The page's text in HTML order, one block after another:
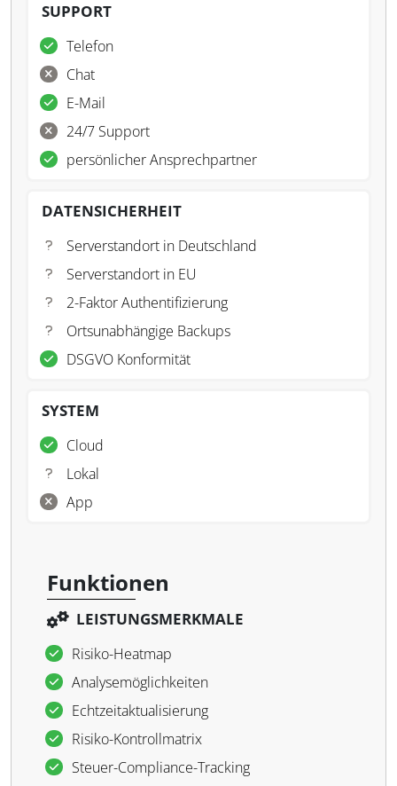
SUPPORT
Telefon
Chat
E-Mail
24/7 Support
persönlicher Ansprechpartner
DATENSICHERHEIT
Serverstandort in Deutschland
Serverstandort in EU
2-Faktor Authentifizierung
Ortsunabhängige Backups
DSGVO Konformität
SYSTEM
Cloud
Lokal
App
Funktionen
LEISTUNGSMERKMALE
Risiko-Heatmap
Analysemöglichkeiten
Echtzeitaktualisierung
Risiko-Kontrollmatrix
Steuer-Compliance-Tracking